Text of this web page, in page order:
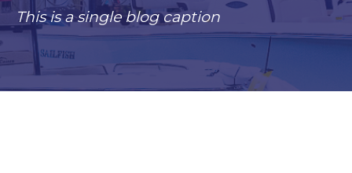
This is a single blog caption